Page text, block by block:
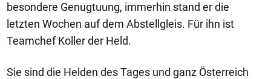
besondere Genugtuung, immerhin stand er die
letzten Wochen auf dem Abstellgleis. Für ihn ist
Teamchef Koller der Held.
Sie sind die Helden des Tages und ganz Österreich